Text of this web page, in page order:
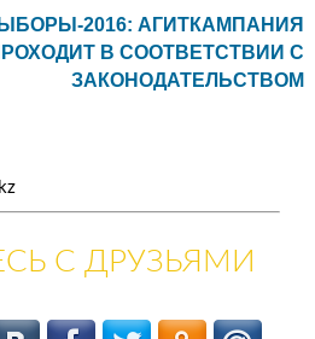
2016: АГИТКАМПАНИЯ
В СООТВЕТСТВИИ С
ЗАКОНОДАТЕЛЬСТВОМ
С ДРУЗЬЯМИ